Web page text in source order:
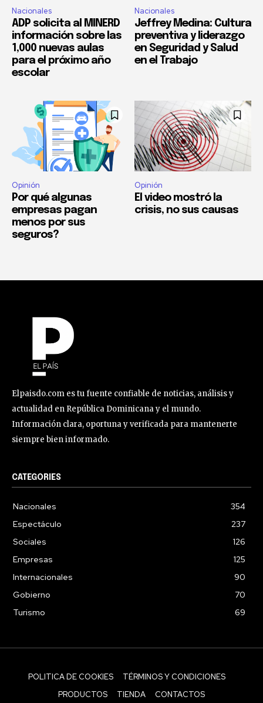
Nacionales
ADP solicita al MINERD
información sobre las
1,000 nuevas aulas
para el próximo año
escolar
Nacionales
Jeffrey Medina: Cultura
preventiva y liderazgo
en Seguridad y Salud
en el Trabajo
Opinión
Por qué algunas
empresas pagan
menos por sus
seguros?
Opinión
El video mostró la
crisis, no sus causas
Elpaisdo.com es tu fuente confiable de noticias, análisis y
actualidad en República Dominicana y el mundo.
Información clara, oportuna y verificada para mantenerte
siempre bien informado.
CATEGORIES
Nacionales
354
Espectáculo
237
Sociales
126
Empresas
125
Internacionales
90
Gobierno
70
Turismo
69
POLITICA DE COOKIES
TÉRMINOS Y CONDICIONES
PRODUCTOS
TIENDA CONTACTOS